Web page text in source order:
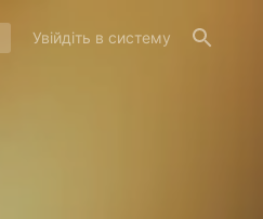
Увійдіть в систему